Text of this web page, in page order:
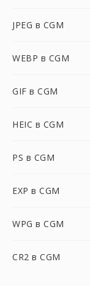
JPEG в CGM
WEBP в CGM
GIF в CGM
HEIC в CGM
PS в CGM
EXP в CGM
WPG в CGM
CR2 в CGM